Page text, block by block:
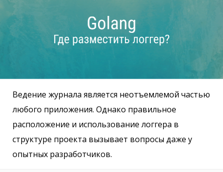
Ведение журнала является неотъемлемой частью
любого приложения. Однако правильное
расположение и использование логгера в
структуре проекта вызывает вопросы даже у
опытных разработчиков.